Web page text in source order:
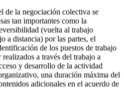
de la negociación colectiva se
tan importantes como la
(vuelta al trabajo
a distancia) por las partes, el
de los puestos de trabajo
a través del trabajo a
y desarrollo de la actividad
una duración máxima del
adicionales en el acuerdo de